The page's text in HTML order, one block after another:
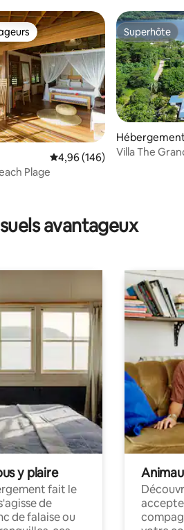
158 commentaires : 4,99 sur 5
Évaluation moyenne sur la
4,96 (146)
Plage
Superhôte
Superhôte
Hébergement
Villa The
avantageux
y plaire
fait le
de
de falaise ou